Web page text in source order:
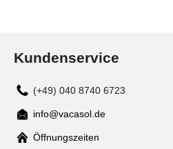
Kundenservice
(+49) 040 8740 6723
Mail
info@vacasol.de
Öffnungszeiten